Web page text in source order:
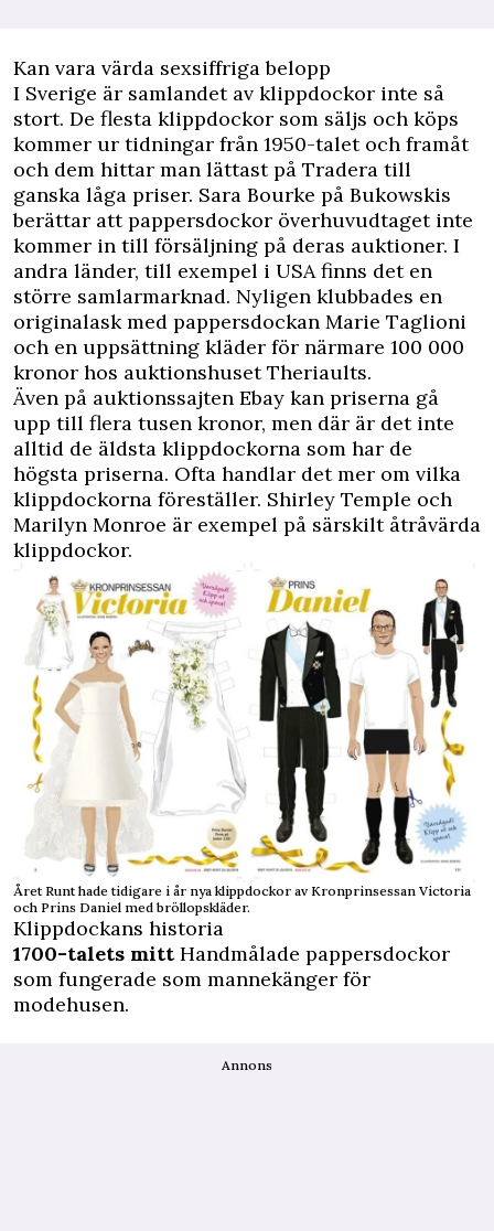
Kan vara värda sexsiffriga belopp
I Sverige är samlandet av klippdockor inte så
stort. De flesta klippdockor som säljs och köps
kommer ur tidningar från 1950-talet och framåt
och dem hittar man lättast på Tradera till
ganska låga priser. Sara Bourke på Bukowskis
berättar att pappersdockor överhuvudtaget inte
kommer in till försäljning på deras auktioner. I
andra länder, till exempel i USA finns det en
större samlarmarknad. Nyligen klubbades en
originalask med pappersdockan Marie Taglioni
och en uppsättning kläder för närmare 100 000
kronor hos auktionshuset Theriaults.
Även på auktionssajten Ebay kan priserna gå
upp till flera tusen kronor, men där är det inte
alltid de äldsta klippdockorna som har de
högsta priserna. Ofta handlar det mer om vilka
klippdockorna föreställer. Shirley Temple och
Marilyn Monroe är exempel på särskilt åtråvärda
klippdockor.
Året Runt hade tidigare i år nya klippdockor av Kronprinsessan Victoria
och Prins Daniel med bröllopskläder.
Klippdockans historia
1700-talets mitt Handmålade pappersdockor
som fungerade som mannekänger för
modehusen.
Annons